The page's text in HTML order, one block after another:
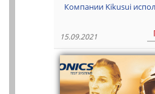
Компании Kikusui
15.09.2021